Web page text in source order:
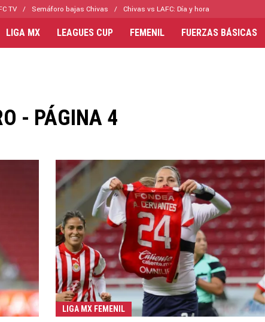
TV Semáforo bajas Chivas Chivas vs LAFC: Día y hora
LIGA MX LEAGUES CUP FEMENIL FUERZAS BÁSICAS
- PÁGINA 4
LIGA MX FEMENIL